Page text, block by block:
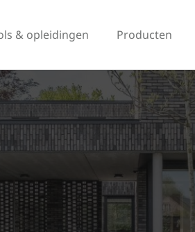
& opleidingen Producten